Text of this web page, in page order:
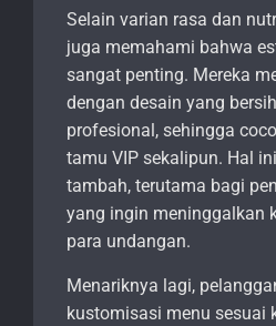
Selain varian rasa dan
juga memahami bahwa
sangat penting. Mereka
dengan desain yang
profesional, sehingga
tamu VIP sekalipun. Hal
tambah, terutama bagi
yang ingin meninggalkan
para undangan.
Menariknya lagi,
kustomisasi menu sesuai